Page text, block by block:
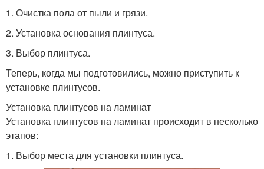
1. Очистка пола от пыли и грязи.
2. Установка основания плинтуса.
3. Выбор плинтуса.
Теперь, когда мы подготовились, можно приступить к
установке плинтусов.
Установка плинтусов на ламинат
Установка плинтусов на ламинат происходит в несколько
этапов:
1. Выбор места для установки плинтуса.